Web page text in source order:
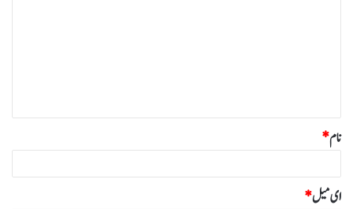
نام*
ای میل*